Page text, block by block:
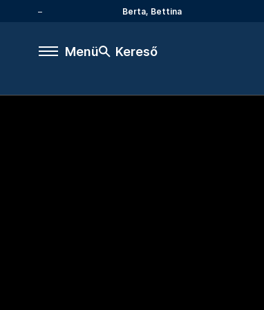
Berta, Bettina
Menü Kereső